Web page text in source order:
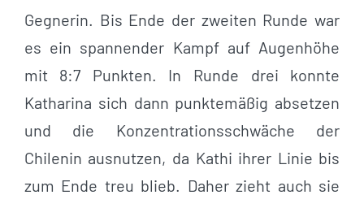
Gegnerin. Bis Ende der zweiten Runde war
es ein spannender Kampf auf Augenhöhe
mit 8:7 Punkten. In Runde drei konnte
Katharina sich dann punktemäßig absetzen
und die Konzentrationsschwäche der
Chilenin ausnutzen, da Kathi ihrer Linie bis
zum Ende treu blieb. Daher zieht auch sie